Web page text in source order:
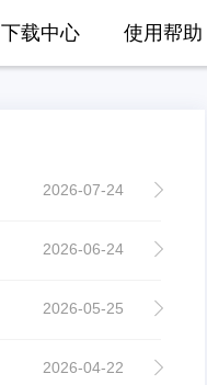
下载中心 使用帮助
2026-07-24
2026-06-24
2026-05-25
2026-04-22